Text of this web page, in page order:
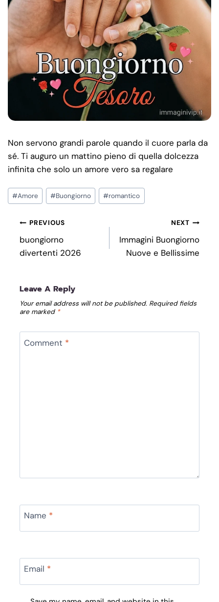
Non servono grandi parole quando il cuore parla da
sé. Ti auguro un mattino pieno di quella dolcezza
infinita che solo un amore vero sa regalare
Post
Tags:
#Amore #Buongiorno #romantico
Post
Navigation
PREVIOUS
buongiorno
divertenti 2026
NEXT
Immagini Buongiorno
Nuove e Bellissime
Leave A Reply
Your email address will not be published. Required fields
are marked *
Comment *
Name *
Email *